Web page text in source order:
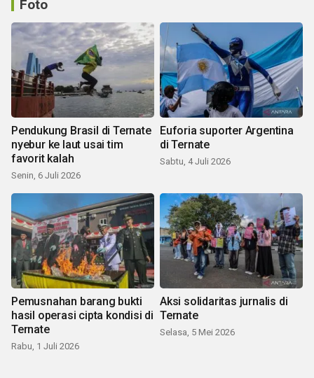
Foto
Pendukung Brasil di Ternate
nyebur ke laut usai tim
favorit kalah
Senin, 6 Juli 2026
Euforia suporter Argentina
di Ternate
Sabtu, 4 Juli 2026
Pemusnahan barang bukti
hasil operasi cipta kondisi di
Ternate
Rabu, 1 Juli 2026
Aksi solidaritas jurnalis di
Ternate
Selasa, 5 Mei 2026